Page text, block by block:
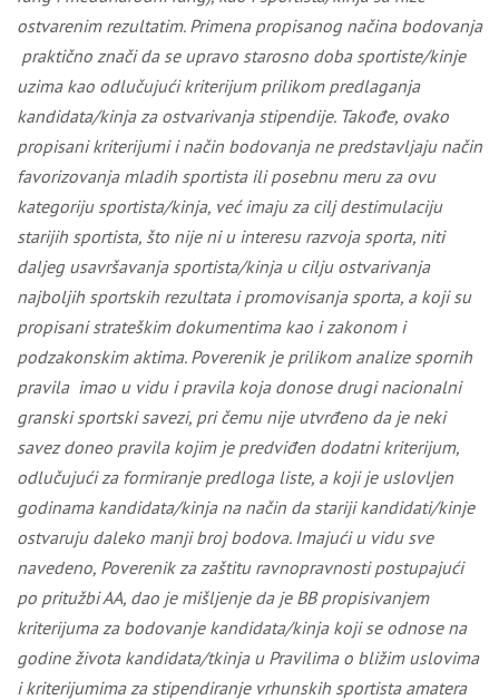
ostvarenim rezultatim.Primena propisanog načina bodovanja
praktično znači da se upravo starosno doba sportiste/kinje
uzima kao odlučujući kriterijum prilikom predlaganja
kandidata/kinja za ostvarivanja stipendije. Takođe, ovako
propisani kriterijumi i način bodovanja ne predstavljaju način
favorizovanja mladih sportista ili posebnu meru za ovu
kategoriju sportista/kinja, već imaju za cilj destimulaciju
starijih sportista, što nije ni u interesu razvoja sporta, niti
daljeg usavršavanja sportista/kinja u cilju ostvarivanja
najboljih sportskih rezultata i promovisanja sporta, a koji su
propisani strateškim dokumentima kao i zakonom i
podzakonskim aktima. Poverenik je prilikom analize spornih
pravila imao u vidu i pravila koja donose drugi nacionalni
granski sportski savezi, pri čemu nije utvrđeno da je neki
savez doneo pravila kojim je predviđen dodatni kriterijum,
odlučujući za formiranje predloga liste, a koji je uslovljen
godinama kandidata/kinja na način da stariji kandidati/kinje
ostvaruju daleko manji broj bodova. Imajući u vidu sve
navedeno, Poverenikza zaštitu ravnopravnostipostupajući
po pritužbi AA, dao je mišljenje da je BB propisivanjem
kriterijumaza bodovanje kandidata/kinja koji se odnosena
godine života kandidata/tkinja u Pravilimao bližim uslovima
i kriterijumima za stipendiranje vrhunskih sportista amatera